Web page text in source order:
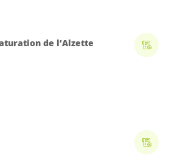
de l’Alzette